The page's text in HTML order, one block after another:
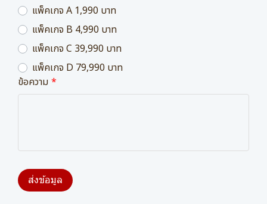
แพ็คเกจ A 1,990 บาท
แพ็คเกจ B 4,990 บาท
แพ็คเกจ C 39,990 บาท
แพ็คเกจ D 79,990 บาท
ข้อความ
ส่งข้อมูล